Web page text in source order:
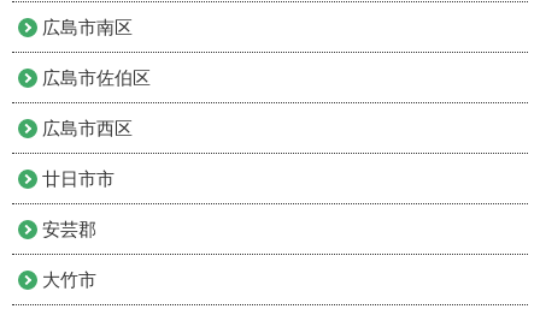
広島市南区
広島市佐伯区
広島市西区
廿日市市
安芸郡
大竹市